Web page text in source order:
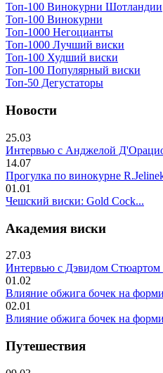
Топ-100 Винокурни Шотландии
Топ-100 Винокурни
Топ-1000 Негоцианты
Топ-1000 Лучший виски
Топ-100 Худший виски
Топ-100 Популярный виски
Топ-50 Дегустаторы
Новости
25.03
Интервью с Анджелой
14.07
Прогулка по винокурне
01.01
Чешский виски: Gold Cock...
Академия виски
27.03
Интервью с Дэвидом Стюартом
01.02
Влияние обжига бочек на
02.01
Влияние обжига бочек на
Путешествия